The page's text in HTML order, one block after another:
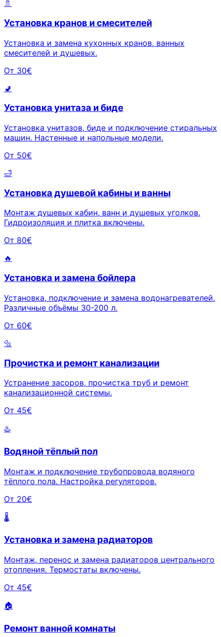
🚿
Установка кранов и смесителей
Установка и замена кухонных кранов, ванных
смесителей и душевых.
От 30€
🚽
Установка унитаза и биде
Установка унитазов, биде и подключение стиральных
машин. Настенные и напольные модели.
От 50€
🛁
Установка душевой кабины и ванны
Монтаж душевых кабин, ванн и душевых уголков.
Гидроизоляция и плитка включены.
От 80€
🔥
Установка и замена бойлера
Установка, подключение и замена водонагревателей.
Различные объёмы 30-200 л.
От 60€
🔩
Прочистка и ремонт канализации
Устранение засоров, прочистка труб и ремонт
канализационной системы.
От 45€
♨️
Водяной тёплый пол
Монтаж и подключение трубопровода водяного
тёплого пола. Настройка регуляторов.
От 20€
🌡️
Установка и замена радиаторов
Монтаж, перенос и замена радиаторов центрального
отопления. Термостаты включены.
От 45€
🏠
Ремонт ванной комнаты